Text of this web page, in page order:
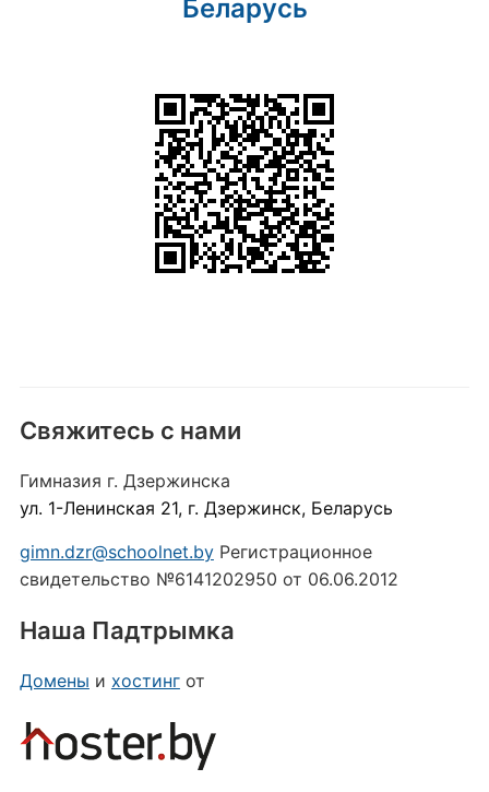
Беларусь
Свяжитесь с нами
Гимназия г. Дзержинска
ул. 1-Ленинская 21, г. Дзержинск, Беларусь
gimn.dzr@schoolnet.byРегистрационное
свидетельство №6141202950 от 06.06.2012
Наша Падтрымка
Домены и хостингот